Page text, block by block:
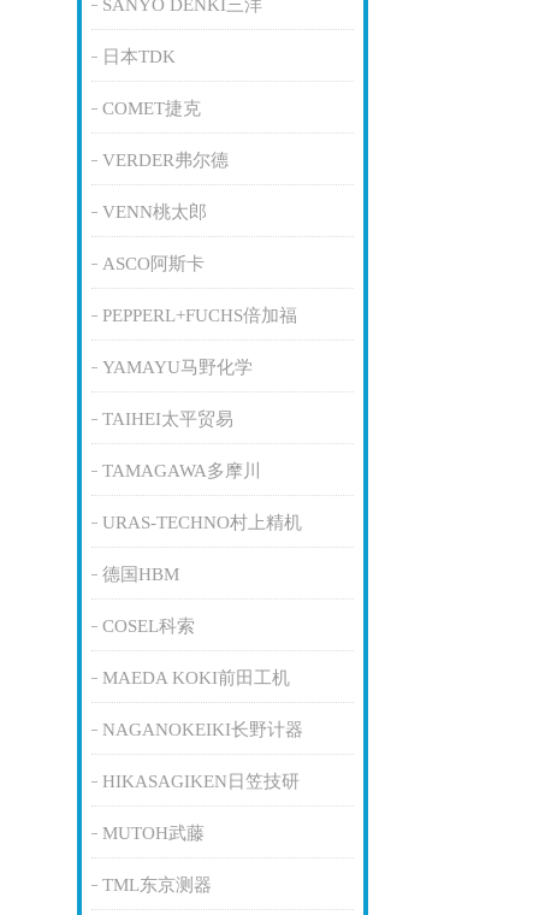
SANYO DENKI三洋
日本TDK
COMET捷克
VERDER弗尔德
VENN桃太郎
ASCO阿斯卡
PEPPERL+FUCHS倍加福
YAMAYU马野化学
TAIHEI太平贸易
TAMAGAWA多摩川
URAS-TECHNO村上精机
德国HBM
COSEL科索
MAEDA KOKI前田工机
NAGANOKEIKI长野计器
HIKASAGIKEN日笠技研
MUTOH武藤
TML东京测器